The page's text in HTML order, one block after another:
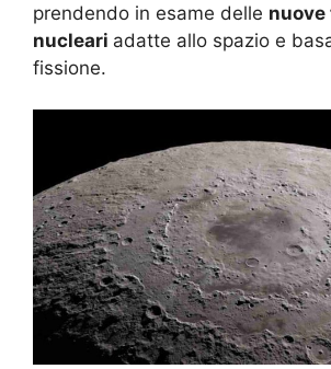
prendendo in esame delle
nucleari adatte allo spazio e
fissione.